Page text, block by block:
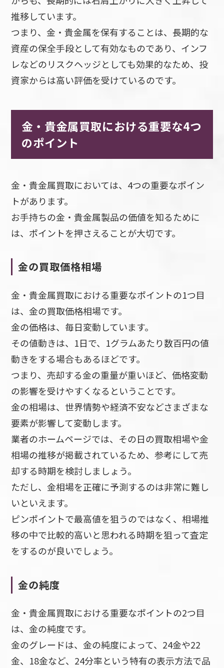
推移しています。
つまり、金・貴金属を保有することは、長期的な
資産の保全手段として有効なものであり、インフ
レなどのリスクヘッジとしても効果的なため、投
資家からは高い評価を受けているのです。
金・貴金属買取における重要な4つ
のポイント
金・貴金属買取においては、4つの重要なポイン
トがあります。
お手持ちの金・貴金属製品の価値を知るために
は、ポイントを押さえることが大切です。
金の買取価格相場
金・貴金属買取における重要なポイントの1つ目
は、金の買取価格相場です。
金の価格は、毎日変動しています。
その値動きは、1日で、1グラムあたり数百円の値
動きをする場合もあるほどです。
つまり、売却する金の重量が重いほど、価格変動
の影響を受けやすくなるということです。
金の相場は、世界情勢や経済不安などさまざまな
要素が影響して変動します。
業者のホームページでは、その日の買取相場や金
相場の推移が掲載されているため、参考にして売
却する時期を検討しましょう。
ただし、金相場を正確に予測するのは非常に難し
いといえます。
ピンポイントで最高値を狙うのではなく、相場推
移の中で比較的高いと思われる時期を狙って査定
をするのが良いでしょう。
金の純度
金・貴金属買取における重要なポイントの2つ目
は、金の純度です。
金のグレードは、金の純度によって、24金や22
金、18金など、24分率という特有の表示方法で品